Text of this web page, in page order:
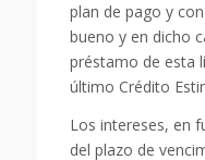
plan de pago y
bueno y en dicho
préstamo de esta
último Crédito
Los intereses, en
del plazo de